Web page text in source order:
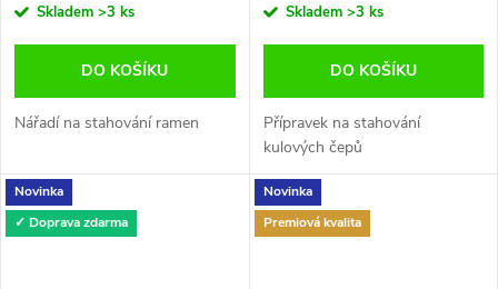
Skladem >3 ks
DO KOŠÍKU
Nářadí na stahování ramen
Skladem >3 ks
DO KOŠÍKU
Přípravek na stahování
kulových čepů
Novinka
✓ Doprava zdarma
Novinka
Premiová kvalita